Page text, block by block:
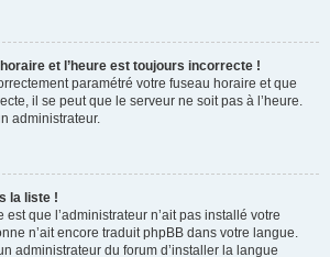
et l’heure est toujours incorrecte !
paramétré votre fuseau horaire et que
il se peut que le serveur ne soit pas à l’heure.
administrateur.
la liste !
que l’administrateur n’ait pas installé votre
n’ait encore traduit phpBB dans votre langue.
administrateur du forum d’installer la langue